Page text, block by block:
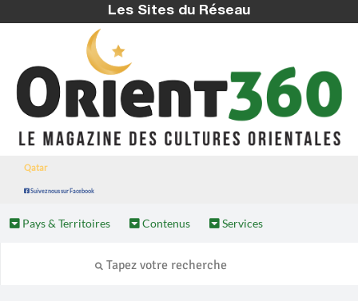
Les Sites du Réseau
Qatar
Suivez nous sur Facebook
Pays & Territoires Contenus Services